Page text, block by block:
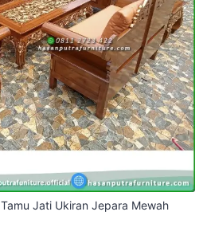
Jati Ukiran Jepara Mewah